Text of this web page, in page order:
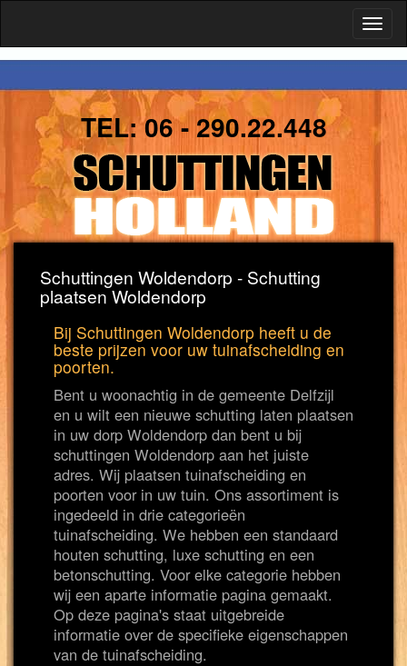
TEL:06 - 290.22.448
Schuttingen Woldendorp - Schutting
plaatsen Woldendorp
Bij Schuttingen Woldendorp heeft u de
beste prijzen voor uw tuinafscheiding en
poorten.
Bent u woonachtig in de gemeente Delfzijl
en u wilt een nieuwe schutting laten plaatsen
in uw dorp Woldendorp dan bent u bij
schuttingen Woldendorp aan het juiste
adres. Wij plaatsen tuinafscheiding en
poorten voor in uw tuin. Ons assortiment is
ingedeeld in drie categorieën
tuinafscheiding. We hebben een standaard
houten schutting, luxe schutting en een
betonschutting. Voor elke categorie hebben
wij een aparte informatie pagina gemaakt.
Op deze pagina's staat uitgebreide
informatie over de specifieke eigenschappen
van de tuinafscheiding.